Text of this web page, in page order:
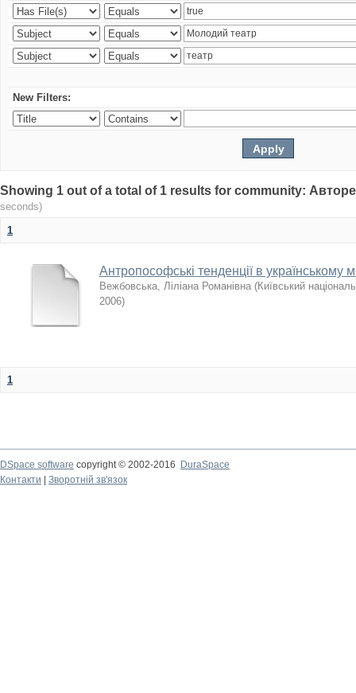
New Filters:
Showing 1 out of a total of 1 results for community:
seconds)
1
Антропософські тенденції в українському
Вежбовська, Ліліана Романівна (Київський
2006)
1
DSpace software copyright © 2002-2016
DuraSpace
Контакти
Зворотній зв'язок